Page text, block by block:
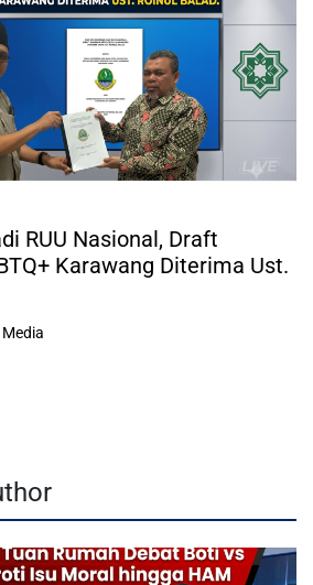
RUU Nasional, Draft
Karawang Diterima Ust.